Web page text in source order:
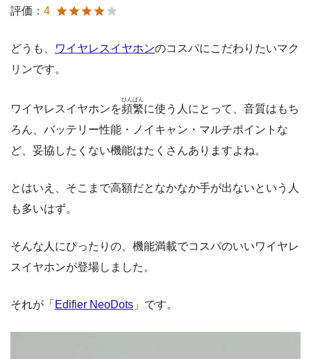
評価： 4
どうも、 ワイヤレスイヤホンのコスパにこだわりたいマク
リンです。
ワイヤレスイヤホンを頻繁
ひんぱん
に使う人にとって、音質はもち
ろん、バッテリー性能・ノイキャン・マルチポイントな
ど、妥協したくない機能はたくさんありますよね。
とはいえ、そこまで高額だとなかなか手が出ないという人
も多いはず。
そんな人にぴったりの、機能満載でコスパのいいワイヤレ
スイヤホンが登場しました。
それが「 Edifier NeoDots 」です。